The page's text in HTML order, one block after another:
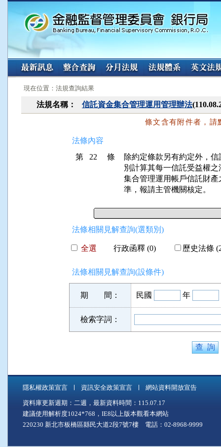
:::
現在位置：法規查詢結果
法規名稱： 信託資金集合管理運用管理辦法
條文含有附件者，請
法條內容
第 22 條
除約定條款另有約定外，
別計算其每一信託受益權
集合管理運用帳戶信託財
準，報請主管機關核定。
法條相關見解查詢(選類別)
全選 行政函釋 (0) 歷史法條
法條相關見解查詢(設條件)
期 間： 民國 年
檢索字詞：
隱私權政策宣言 資訊安全政策宣言 網站資料開放宣告
資料庫更新週期：二週，最新資料時間：115.07.17
建議使用解析度1024*768，IE8以上版本觀看本網站
220230 新北市板橋區縣民大道2段7號7樓 電話：02-8968-9999